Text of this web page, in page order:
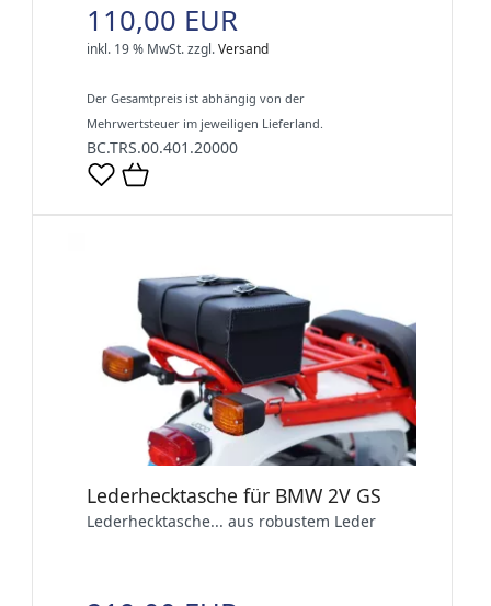
110,00 EUR
inkl. 19 % MwSt.zzgl.Versand
Der Gesamtpreis ist abhängig von der
Mehrwertsteuer im jeweiligen Lieferland.
BC.TRS.00.401.20000
Lederhecktasche für BMW 2V GS
Lederhecktasche... aus robustem Leder